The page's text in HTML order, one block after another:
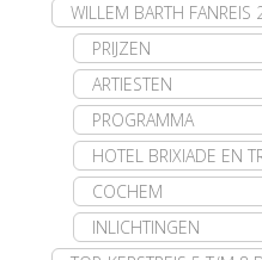
WILLEM BARTH FANREIS
PRIJZEN
ARTIESTEN
PROGRAMMA
HOTEL BRIXIADE EN
COCHEM
INLICHTINGEN